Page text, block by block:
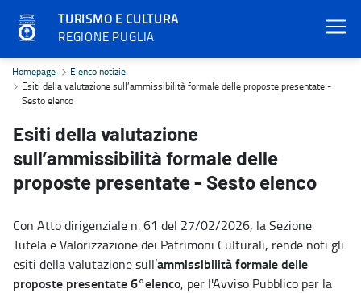
TURISMO E CULTURA
REGIONE PUGLIA
Esiti della valutazione sull’ammissibilità formale delle proposte
Homepage
Elenco notizie
Esiti della valutazione sull’ammissibilità formale delle proposte presentate -
Sesto elenco
Esiti della valutazione
sull’ammissibilità formale delle
proposte presentate - Sesto elenco
Con Atto dirigenziale n. 61 del 27/02/2026, la Sezione
Tutela e Valorizzazione dei Patrimoni Culturali, rende noti gli
esiti della valutazione sull’ammissibilità formale delle
proposte presentate6°elenco, per l'Avviso Pubblico per la